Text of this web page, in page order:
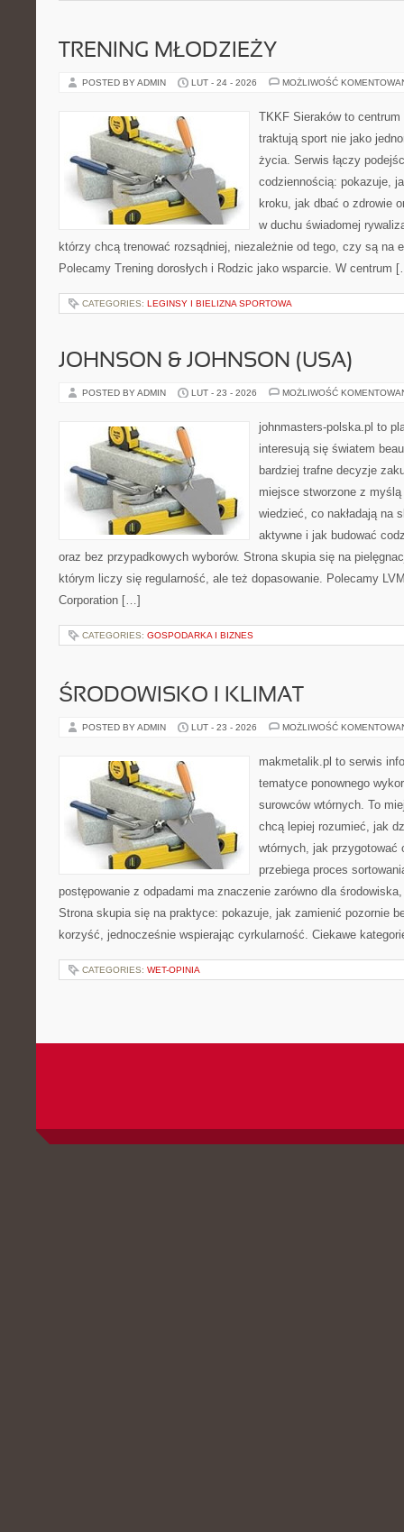
TRENING MŁODZIEŻY
POSTED BY ADMIN LUT - 24 - 2026 MOŻLIWOŚĆ
TKKF Sieraków to
traktują sport nie jako
życia. Serwis łączy
codziennością: pokazuje,
kroku, jak dbać o zdrowie
w duchu świadomej
którzy chcą trenować rozsądniej, niezależnie od tego, czy są na
Polecamy Trening dorosłych i Rodzic jako wsparcie. W centrum
CATEGORIES: LEGINSY I BIELIZNA SPORTOWA
JOHNSON & JOHNSON (USA)
POSTED BY ADMIN LUT - 23 - 2026 MOŻLIWOŚĆ
johnmasters-polska.pl to
interesują się światem
bardziej trafne decyzje
miejsce stworzone z
wiedzieć, co nakładają na
aktywne i jak budować
oraz bez przypadkowych wyborów. Strona skupia się na
którym liczy się regularność, ale też dopasowanie. Polecamy
Corporation […]
CATEGORIES: GOSPODARKA I BIZNES
ŚRODOWISKO I KLIMAT
POSTED BY ADMIN LUT - 23 - 2026 MOŻLIWOŚĆ
makmetalik.pl to serwis
tematyce ponownego
surowców wtórnych. To
chcą lepiej rozumieć, jak
wtórnych, jak przygotować
przebiega proces
postępowanie z odpadami ma znaczenie zarówno dla
Strona skupia się na praktyce: pokazuje, jak zamienić pozornie
korzyść, jednocześnie wspierając cyrkularność. Ciekawe
CATEGORIES: WET-OPINIA